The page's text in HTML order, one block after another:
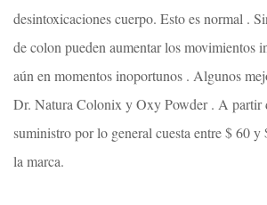
desintoxicaciones cuerpo. Esto es normal .
de colon pueden aumentar los movimientos
aún en momentos inoportunos . Algunos
Dr. Natura Colonix y Oxy Powder . A partir
suministro por lo general cuesta entre $ 60 y
la marca.